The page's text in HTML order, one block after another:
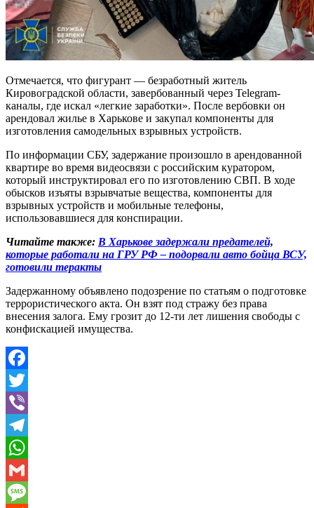
Отмечается, что фигурант — безработный житель
Кировоградской области, завербованный через Telegram-
каналы, где искал «легкие заработки». После вербовки он
арендовал жилье в Харькове и закупал компоненты для
изготовления самодельных взрывных устройств.
По информации СБУ, задержание произошло в арендованной
квартире во время видеосвязи с российским куратором,
который инструктировал его по изготовлению СВП. В ходе
обысков изъяты взрывчатые вещества, компоненты для
взрывных устройств и мобильные телефоны,
использовавшиеся для конспирации.
Читайте также: В Харькове задержали предателей,
которые работали на ГРУ РФ – подорвали авто бойца ВСУ,
готовили теракты
Задержанному объявлено подозрение по статьям о подготовке
террористического акта. Он взят под стражу без права
внесения залога. Ему грозит до 12-ти лет лишения свободы с
конфискацией имущества.
Facebook
Twitter
Viber
Telegram
WhatsApp
Gmail